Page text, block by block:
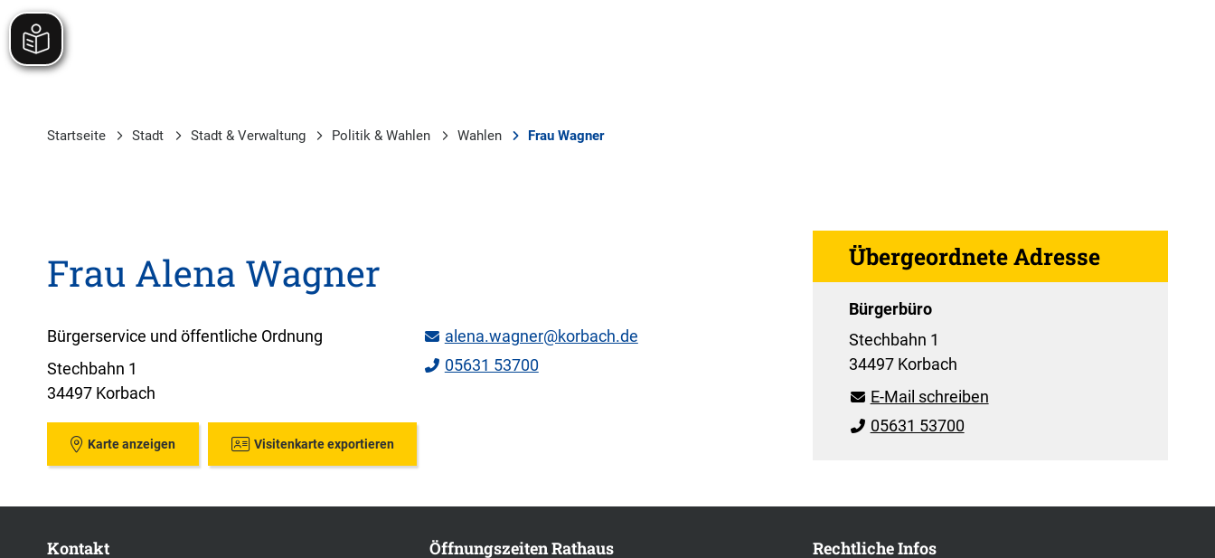
Startseite Stadt Stadt & Verwaltung Politik & Wahlen Wahlen Frau Wagner
Frau Alena Wagner
Bürgerservice und öffentliche Ordnung
Stechbahn 1
34497 Korbach
alena.wagner@korbach.de
05631 53700
Karte anzeigen Visitenkarte exportieren
Übergeordnete Adresse
Bürgerbüro
Stechbahn 1
34497 Korbach
E-Mail schreiben
05631 53700
Kontakt Öffnungszeiten Rathaus Rechtliche Infos